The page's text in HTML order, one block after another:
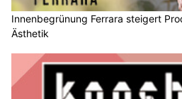
Innenbegrünung Ferrara steigert
Ästhetik